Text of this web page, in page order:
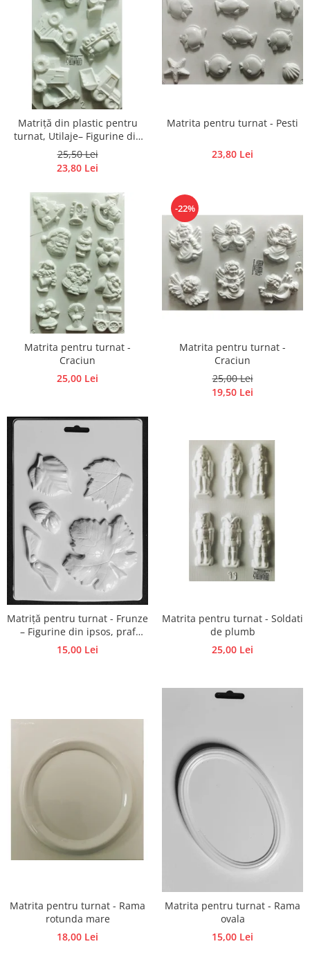
Accesorii pictura pe fata
Matriță din plastic pentru
turnat, Utilaje– Figurine din
ipsos, praf ceramic, beton,
piatră lichidă sau săpun
25,50 Lei
23,80 Lei
Matrita pentru turnat - Pesti
23,80 Lei
Matrita pentru turnat -
Craciun
25,00 Lei
-22%
Matrita pentru turnat -
Craciun
25,00 Lei
19,50 Lei
Matriță pentru turnat - Frunze
– Figurine din ipsos, praf
ceramic, beton, piatră lichidă
15,00 Lei
Matrita pentru turnat - Soldati
de plumb
25,00 Lei
Matrita pentru turnat - Rama
rotunda mare
18,00 Lei
Matrita pentru turnat - Rama
ovala
15,00 Lei